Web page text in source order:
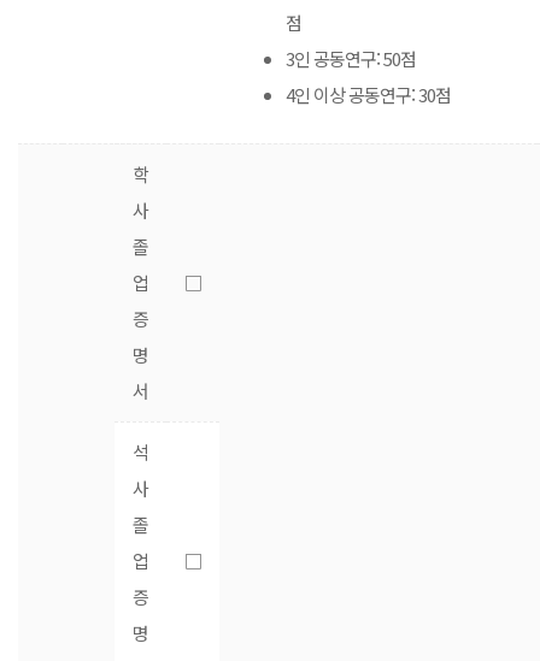
점
3인 공동연구: 50점
4인 이상 공동연구: 30점
학
사
졸
업
증
명
서
□
석
사
졸
업
증
명
□